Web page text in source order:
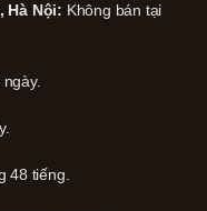
Hà Nội: Không bán tại
48 tiếng.